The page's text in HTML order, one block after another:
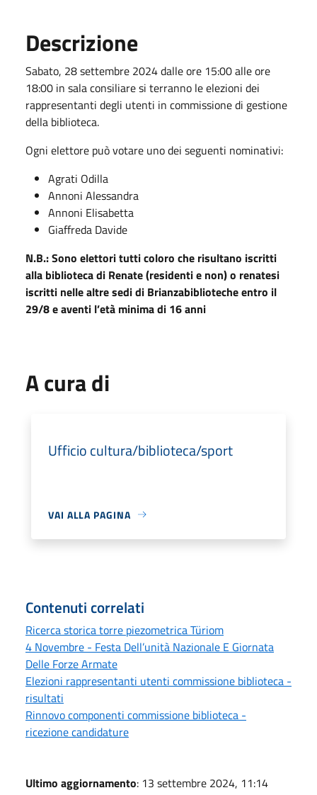
Descrizione
Sabato, 28 settembre 2024 dalle ore 15:00 alle ore
18:00 in sala consiliare si terranno le elezioni dei
rappresentanti degli utenti in commissione di gestione
della biblioteca.
Ogni elettore può votare uno dei seguenti nominativi:
Agrati Odilla
Annoni Alessandra
Annoni Elisabetta
Giaffreda Davide
N.B.: Sono elettori tutti coloro che risultano iscritti
alla biblioteca di Renate (residenti e non) o renatesi
iscritti nelle altre sedi di Brianzabiblioteche entro il
29/8 e aventi l’età minima di 16 anni
A cura di
Ufficio cultura/biblioteca/sport
VAI ALLA PAGINA
Contenuti correlati
Ricerca storica torre piezometrica Türiom
4 Novembre - Festa Dell’unità Nazionale E Giornata
Delle Forze Armate
Elezioni rappresentanti utenti commissione biblioteca -
risultati
Rinnovo componenti commissione biblioteca -
ricezione candidature
Ultimo aggiornamento: 13 settembre 2024, 11:14